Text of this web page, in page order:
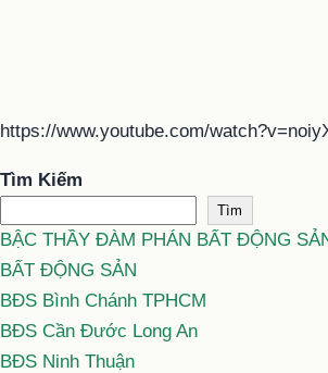
https://www.youtube.com/
Tìm Kiếm
Tìm
BẬC THẦY ĐÀM PHÁN BẤT ĐỘNG
BẤT ĐỘNG SẢN
BĐS Bình Chánh TPHCM
BĐS Cần Đước Long An
BĐS Ninh Thuận